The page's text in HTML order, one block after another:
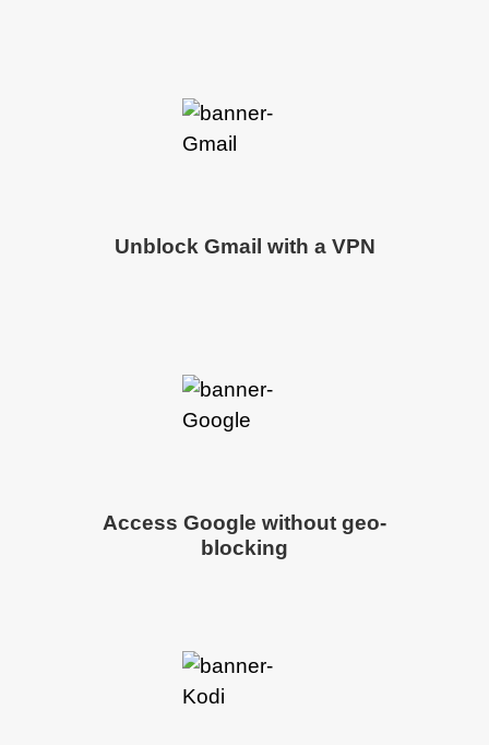
Unblock Gmail with a VPN
Access Google without geo-
blocking